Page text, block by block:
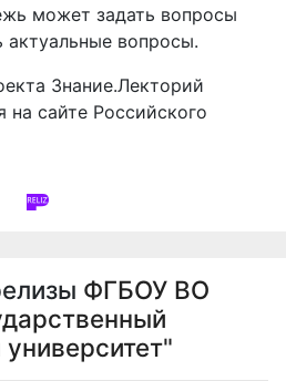
может задать вопросы
актуальные вопросы.
Знание.Лекторий
на сайте Российского
ФГБОУ ВО
университет"